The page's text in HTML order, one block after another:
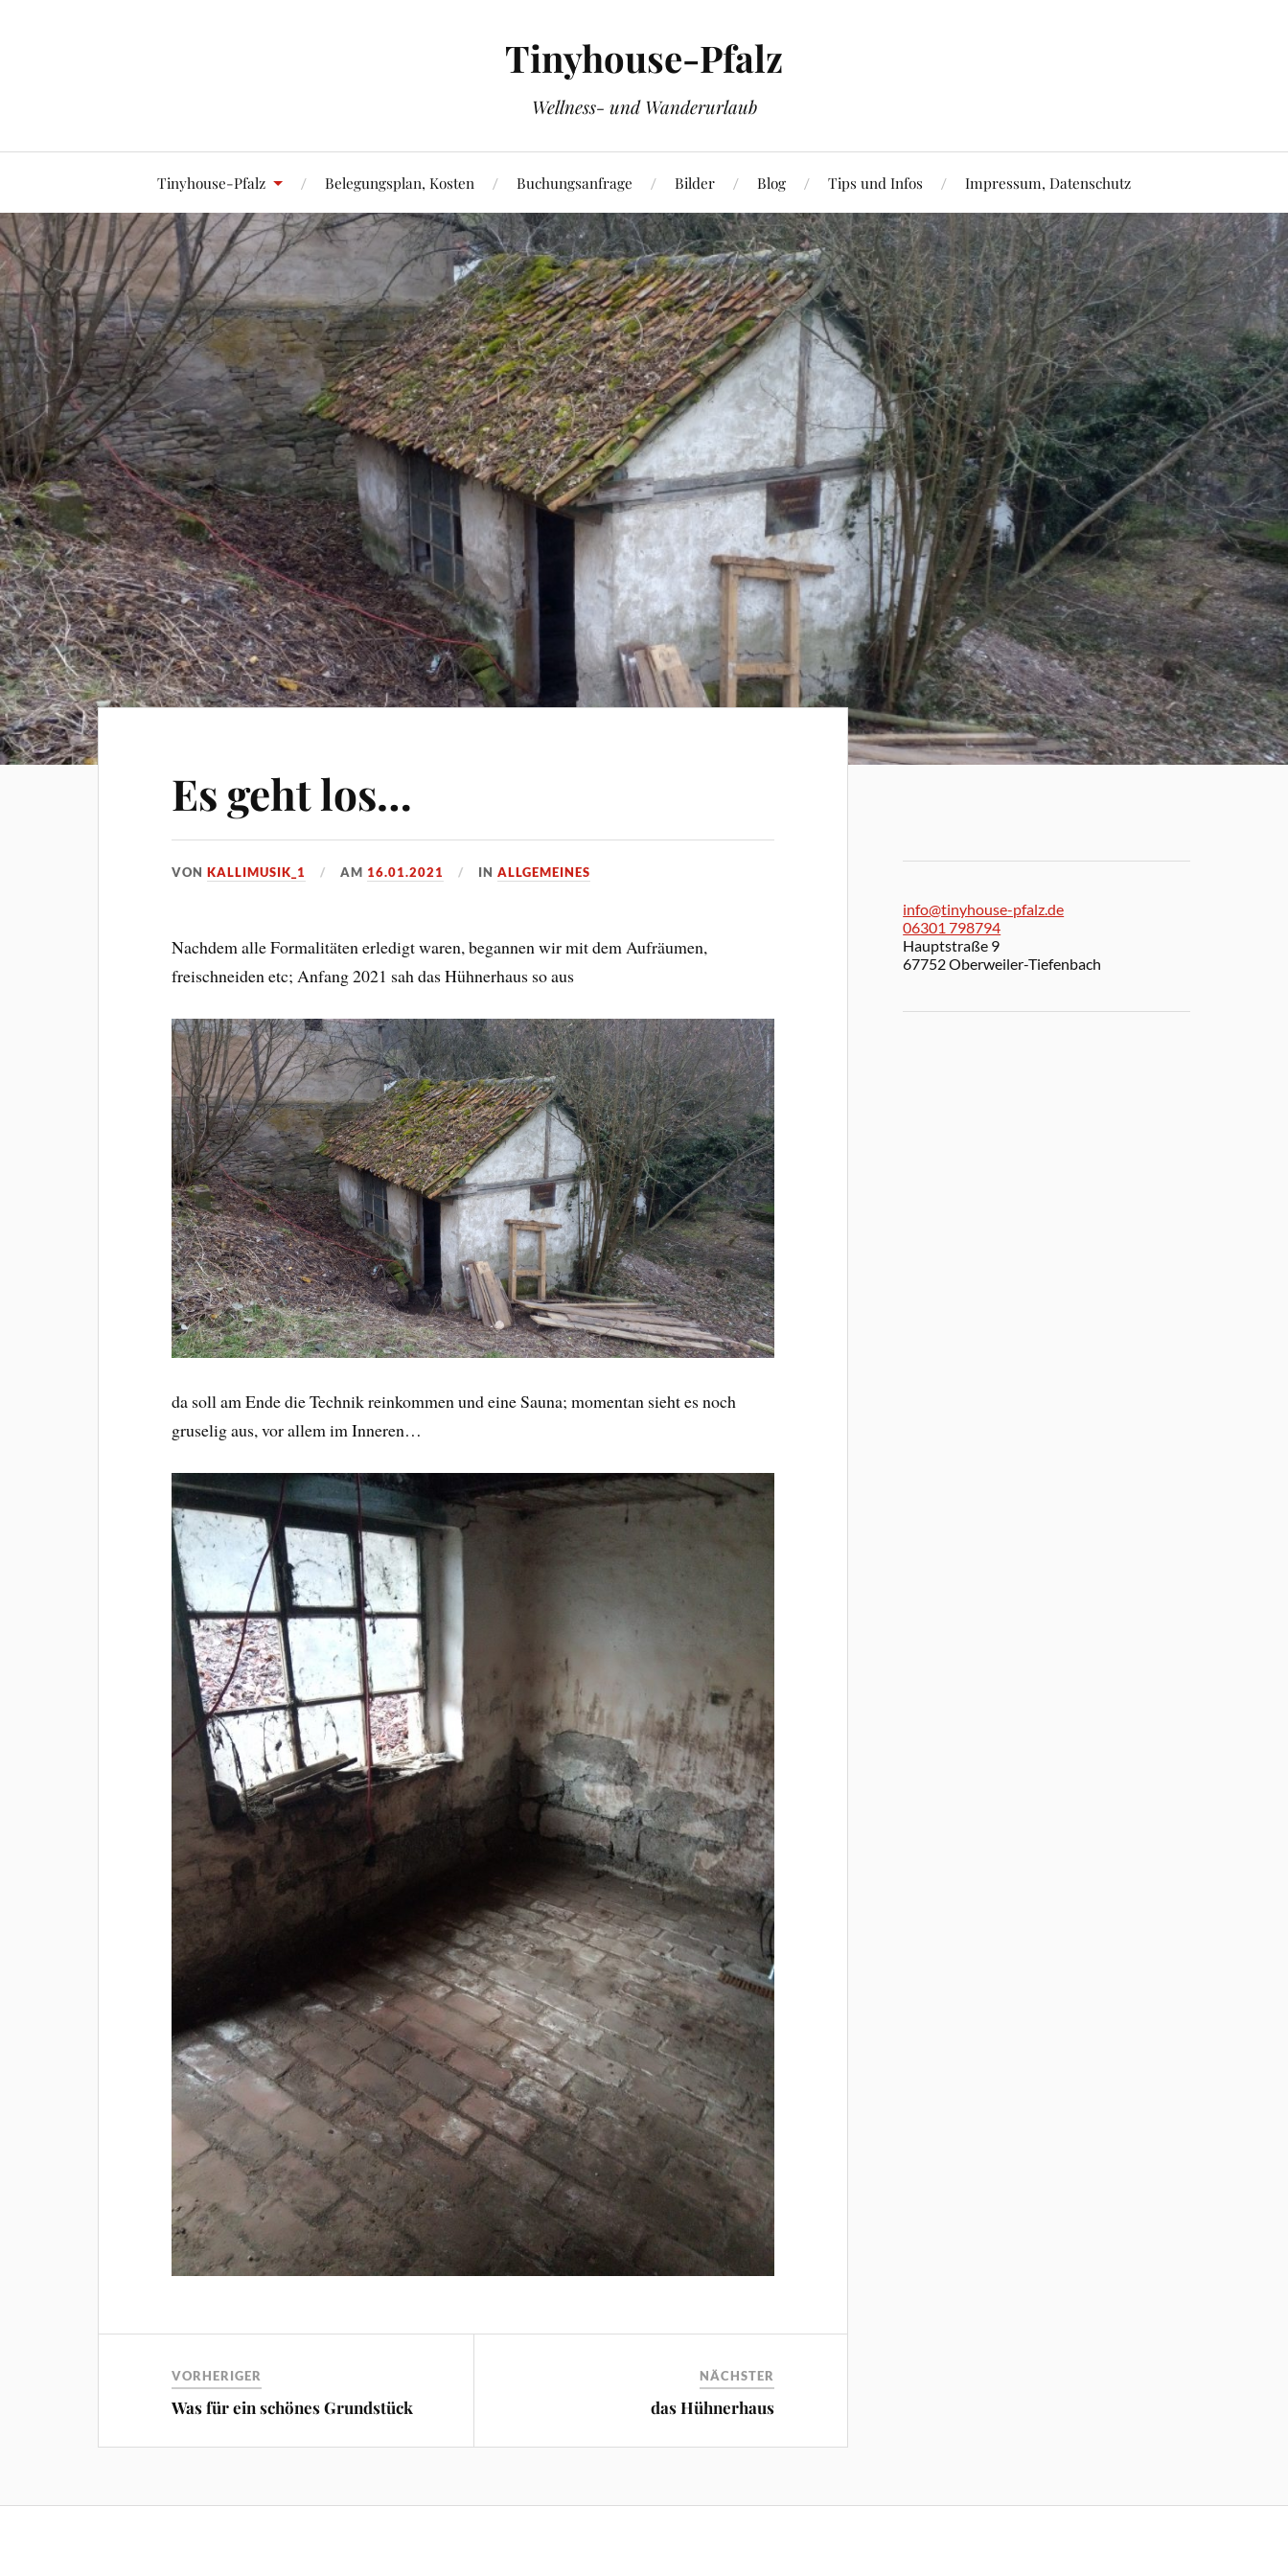
Tinyhouse-Pfalz
Wellness- und Wanderurlaub
Tinyhouse-Pfalz Belegungsplan, Kosten Buchungsanfrage Bilder Blog Tips und Infos Impressum, Datenschutz
Es geht los…
VONKALLIMUSIK_1 AM 16.01.2021 INALLGEMEINES
Nachdem alle Formalitäten erledigt waren, begannen wir mit dem Aufräumen,
freischneiden etc; Anfang 2021 sah das Hühnerhaus so aus
da soll am Ende die Technik reinkommen und eine Sauna; momentan sieht es noch
gruselig aus, vor allem im Inneren…
VORHERIGER
Was für ein schönes Grundstück
NÄCHSTER
das Hühnerhaus
info@tinyhouse-pfalz.de
06301 798794
Hauptstraße 9
67752 Oberweiler-Tiefenbach